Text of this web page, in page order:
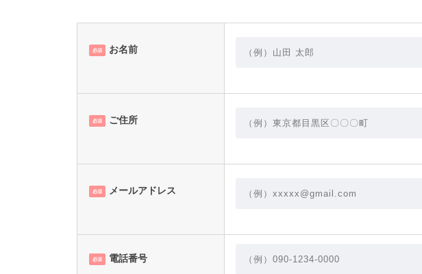
必須 お名前
必須 ご住所
必須 メールアドレス
必須 電話番号